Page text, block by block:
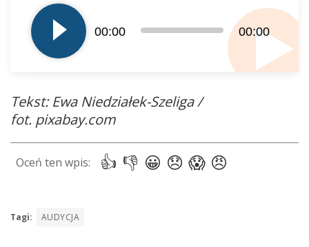
plików
dźwiękowych
00:00 00:00
Tekst: Ewa Niedziałek-Szeliga /
fot. pixabay.com
Tagi: AUDYCJA